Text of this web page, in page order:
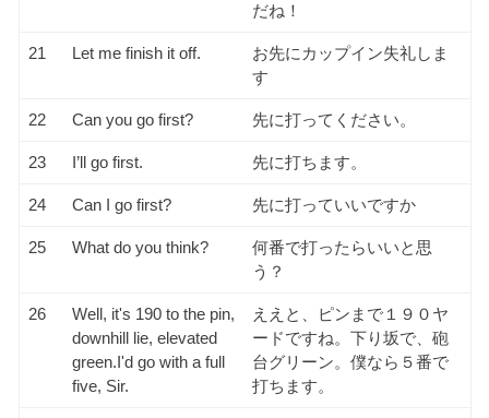
だね！
21 Let me finish it off.
お先にカップイン失礼しま
す
22 Can you go first? 先に打ってください。
23 I’ll go first. 先に打ちます。
24 Can I go first? 先に打っていいですか
25 What do you think?
何番で打ったらいいと思
う？
26
Well, it's 190 to the pin,
downhill lie, elevated
green.I'd go with a full
five, Sir.
ええと、ピンまで１９０ヤ
ードですね。下り坂で、砲
台グリーン。僕なら５番で
打ちます。